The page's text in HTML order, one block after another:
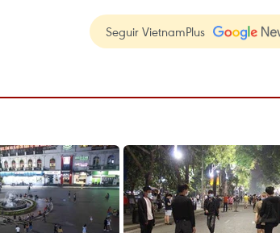
Seguir VietnamPlus